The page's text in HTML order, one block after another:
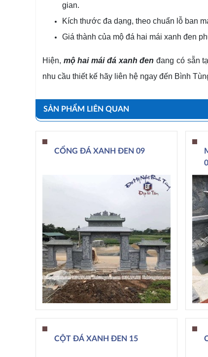
gian.
Kích thước đa dạng, theo chuẩn lỗ ban
Giá thành của mộ đá hai mái xanh đen
Hiện, mộ hai mái đá xanh đen đang có sẵn
nhu cầu thiết kế hãy liên hệ ngay đến Bình
SẢN PHẨM LIÊN QUAN
CỔNG ĐÁ XANH ĐEN 09
CỘT ĐÁ XANH ĐEN 15